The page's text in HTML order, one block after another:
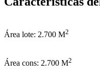
Área lote: 2.700 M2
Área cons: 2.700 M2